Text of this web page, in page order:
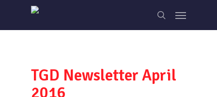
main
search
Menu
TGD Newsletter April
2016